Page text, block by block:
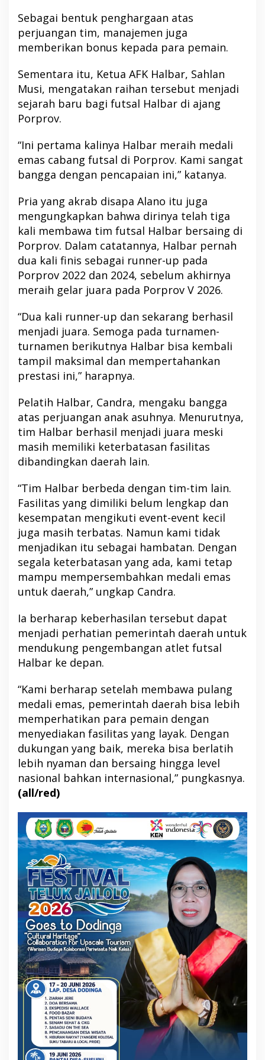
Sebagai bentuk penghargaan atas
perjuangan tim, manajemen juga
memberikan bonus kepada para pemain.
Sementara itu, Ketua AFK Halbar, Sahlan
Musi, mengatakan raihan tersebut menjadi
sejarah baru bagi futsal Halbar di ajang
Porprov.
“Ini pertama kalinya Halbar meraih medali
emas cabang futsal di Porprov. Kami sangat
bangga dengan pencapaian ini,” katanya.
Pria yang akrab disapa Alano itu juga
mengungkapkan bahwa dirinya telah tiga
kali membawa tim futsal Halbar bersaing di
Porprov. Dalam catatannya, Halbar pernah
dua kali finis sebagai runner-up pada
Porprov 2022 dan 2024, sebelum akhirnya
meraih gelar juara pada Porprov V 2026.
“Dua kali runner-up dan sekarang berhasil
menjadi juara. Semoga pada turnamen-
turnamen berikutnya Halbar bisa kembali
tampil maksimal dan mempertahankan
prestasi ini,” harapnya.
Pelatih Halbar, Candra, mengaku bangga
atas perjuangan anak asuhnya. Menurutnya,
tim Halbar berhasil menjadi juara meski
masih memiliki keterbatasan fasilitas
dibandingkan daerah lain.
“Tim Halbar berbeda dengan tim-tim lain.
Fasilitas yang dimiliki belum lengkap dan
kesempatan mengikuti event-event kecil
juga masih terbatas. Namun kami tidak
menjadikan itu sebagai hambatan. Dengan
segala keterbatasan yang ada, kami tetap
mampu mempersembahkan medali emas
untuk daerah,” ungkap Candra.
Ia berharap keberhasilan tersebut dapat
menjadi perhatian pemerintah daerah untuk
mendukung pengembangan atlet futsal
Halbar ke depan.
“Kami berharap setelah membawa pulang
medali emas, pemerintah daerah bisa lebih
memperhatikan para pemain dengan
menyediakan fasilitas yang layak. Dengan
dukungan yang baik, mereka bisa berlatih
lebih nyaman dan bersaing hingga level
nasional bahkan internasional,” pungkasnya.
(all/red)